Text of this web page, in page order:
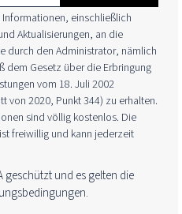
einschließlich
Aktualisierungen, an die
durch den Administrator, nämlich
dem Gesetz über die Erbringung
vom 18. Juli 2002
von 2020, Punkt 344) zu erhalten.
sind völlig kostenlos. Die
freiwillig und kann jederzeit
geschützt und es gelten die
.